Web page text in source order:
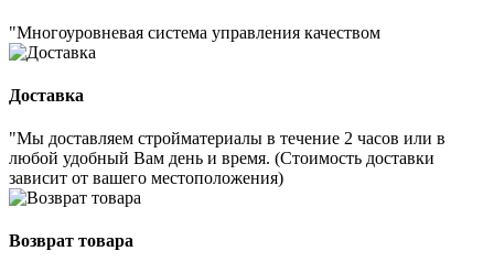
"Многоуровневая система управления качеством
Доставка
"Мы доставляем стройматериалы в течение 2 часов или в
любой удобный Вам день и время. (Стоимость доставки
зависит от вашего местоположения)
Возврат товара